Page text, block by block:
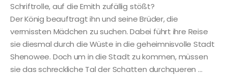
Schriftrolle, auf die Emith zufällig stößt?
Der König beauftragt ihn und seine Brüder, die
vermissten Mädchen zu suchen. Dabei führt ihre Reise
sie diesmal durch die Wüste in die geheimnisvolle Stadt
Shenowee. Doch um in die Stadt zu kommen, müssen
sie das schreckliche Tal der Schatten durchqueren …